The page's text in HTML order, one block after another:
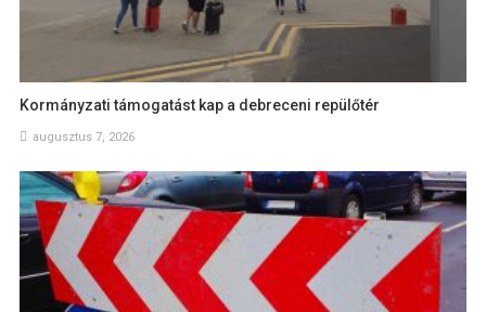
Kormányzati támogatást kap a debreceni repülőtér
augusztus 7, 2026